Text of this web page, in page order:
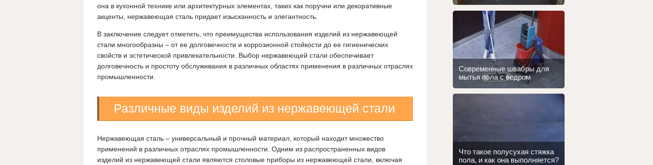
она в кухонной технике или архитектурных элементах, таких как поручни или декоративные
акценты, нержавеющая сталь придает изысканность и элегантность.
В заключение следует отметить, что преимущества использования изделий из нержавеющей
стали многообразны – от ее долговечности и коррозионной стойкости до ее гигиенических
свойств и эстетической привлекательности. Выбор нержавеющей стали обеспечивает
долговечность и простоту обслуживания в различных областях применения в различных отраслях
промышленности.
Различные виды изделий из нержавеющей стали
Нержавеющая сталь – универсальный и прочный материал, который находит множество
применений в различных отраслях промышленности. Одним из распространенных видов
изделий из нержавеющей стали являются столовые приборы из нержавеющей стали, включая
Современные швабры для
мытья пола с ведром
Что такое полусухая стяжка
пола, и как она выполняется?